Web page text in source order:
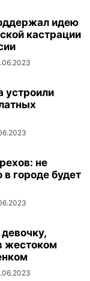
идею
кастрации
устроили
не
в городе будет
жестоком